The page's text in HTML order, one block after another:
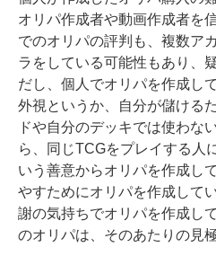
オリパ作成者や動画作成者を
でのオリパの評判も、複数ア
ラをしている可能性もあり、
だし、個人でオリパを作成し
外視というか、自分が儲ける
ドや自分のデッキでは使わな
ら、同じTCGをプレイする人
いう善意からオリパを作成し
やすためにオリパを作成して
謝の気持ちでオリパを作成し
のオリパは、そのあたりの見